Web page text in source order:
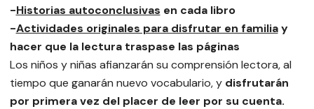
-Historias autoconclusivas en cada libro
-Actividades originales para disfrutar en familiay
hacer que la lectura traspase las páginas
Los niños y niñas afianzarán su comprensión lectora, al
tiempo que ganarán nuevo vocabulario, y disfrutarán
por primera vez del placer de leer por su cuenta.